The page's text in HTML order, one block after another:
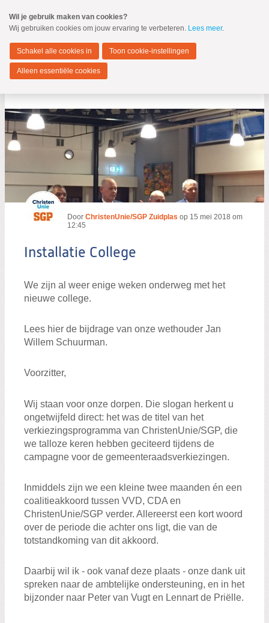
naar
Spring
de
inhoud
Spring
naar
Zuidplas
MENU
Zoeken:
Zoeken
Door ChristenUnie/SGP Zuidplas op 15 mei 2018 om
12:45
Installatie College
We zijn al weer enige weken onderweg met het
nieuwe college.
Lees hier de bijdrage van onze wethouder Jan
Willem Schuurman.
Voorzitter,
Wij staan voor onze dorpen. Die slogan herkent u
ongetwijfeld direct: het was de titel van het
verkiezingsprogramma van ChristenUnie/SGP, die
we talloze keren hebben geciteerd tijdens de
campagne voor de gemeenteraadsverkiezingen.
Inmiddels zijn we een kleine twee maanden én een
coalitieakkoord tussen VVD, CDA en
ChristenUnie/SGP verder. Allereerst een kort woord
over de periode die achter ons ligt, die van de
totstandkoming van dit akkoord.
Daarbij wil ik - ook vanaf deze plaats - onze dank uit
spreken naar de ambtelijke ondersteuning, en in het
bijzonder naar Peter van Vugt en Lennart de Priëlle.
Wil je gebruik maken van cookies?
Wij gebruiken cookies om jouw ervaring te verbeteren. Lees meer.
Schakel alle cookies in Toon cookie-instellingen
Alleen essentiële cookies